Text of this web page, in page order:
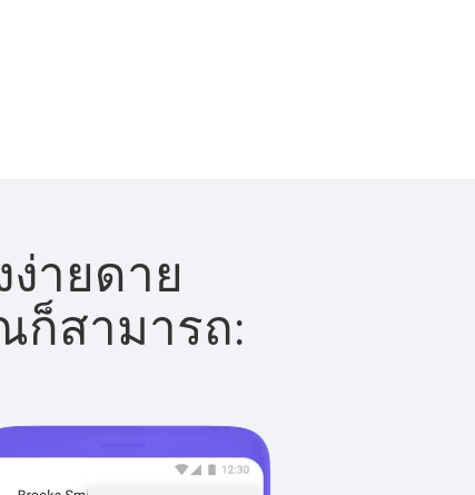
ายดาย
ก็สามารถ: